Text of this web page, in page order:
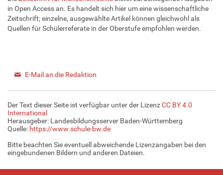
in Open Access an. Es handelt sich hier um eine wissenschaftliche
Zeitschrift; einzelne, ausgewählte Artikel können gleichwohl als
Quellen für Schülerreferate in der Oberstufe empfohlen werden.
E-Mail an die Redaktion
Der Text dieser Seite ist verfügbar unter der LizenzCC BY 4.0
International
Herausgeber: Landesbildungsserver Baden-Württemberg
Quelle: https://www.schule-bw.de
Bitte beachten Sie eventuell abweichende Lizenzangaben bei den
eingebundenen Bildern und anderen Dateien.